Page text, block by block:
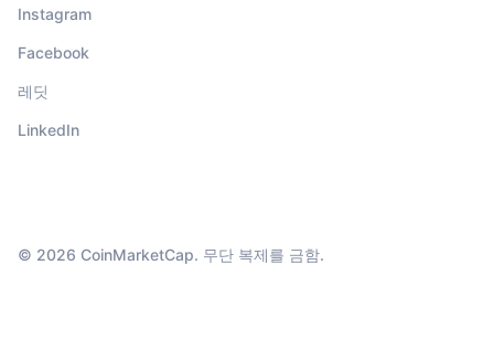
Instagram
Facebook
레딧
LinkedIn
© 2026 CoinMarketCap. 무단 복제를 금함.